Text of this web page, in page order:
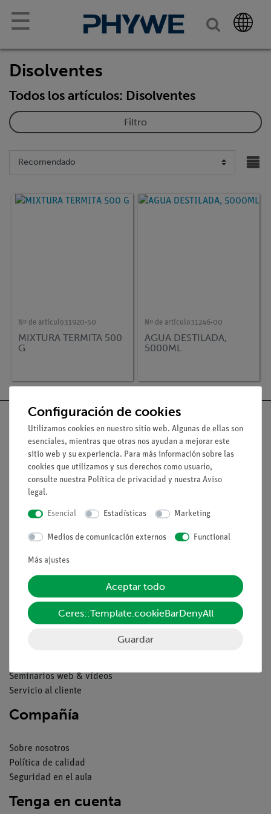
☰
Disolventes
Todos los artículos: Disolventes
Filtro
Nº de artículo31920-50
MIXTURA TERMITA 500
G
Nº de artículo31246-00
AGUA DESTILADA,
5000ML
Nach oben
Aviso lega
Contacto
Declaración de privacidad
Pie de imprenta
Servicio
Seminarios web & vídeos
Servicio al cliente
Compañía
Sobre nosotros
Política de calidad
Seguridad en el aula
Tenga en cuenta
Configuración de cookies
Utilizamos cookies en nuestro sitio web. Algunas de ellas son
esenciales, mientras que otras nos ayudan a mejorar este
sitio web y su experiencia. Para más información sobre las
cookies que utilizamos y sus derechos como usuario,
consulte nuestra Política de privacidad y nuestra Aviso
legal.
Esencial Estadísticas Marketing
Medios de comunicación externos Functional
Más ajustes
Aceptar todo
Ceres::Template.cookieBarDenyAll
Guardar